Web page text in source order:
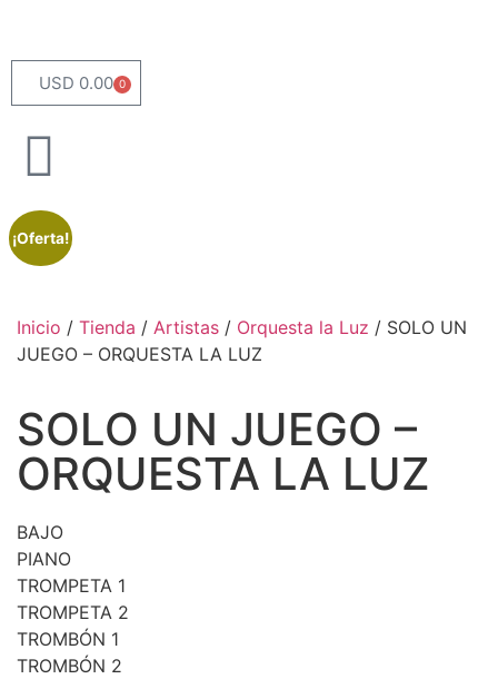
USD 0.00 0
¡Oferta!
Inicio / Tienda / Artistas / Orquesta la Luz / SOLO UN
JUEGO – ORQUESTA LA LUZ
SOLO UN JUEGO –
ORQUESTA LA LUZ
BAJO
PIANO
TROMPETA 1
TROMPETA 2
TROMBÓN 1
TROMBÓN 2